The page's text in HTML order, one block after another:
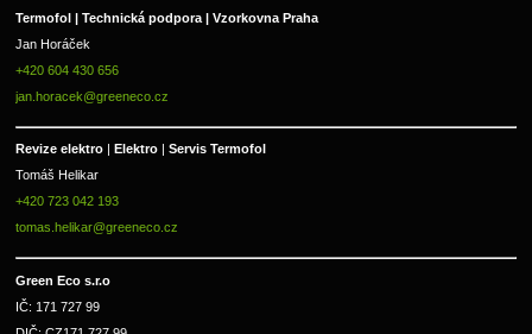
Termofol | Technická podpora | Vzorkovna Praha
Jan Horáček
+420 604 430 656
jan.horacek@greeneco.cz
Revize elektro Elektro
Servis Termofol
Tomáš Helikar
+420 723 042 193
tomas.helikar@greeneco.cz
Green Eco s.r.o
IČ: 171 727 99